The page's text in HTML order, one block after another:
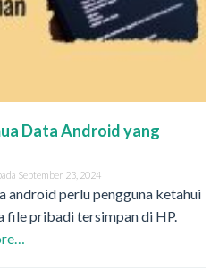
Data Android yang
September 23, 2024
android perlu pengguna ketahui
file pribadi tersimpan di HP.